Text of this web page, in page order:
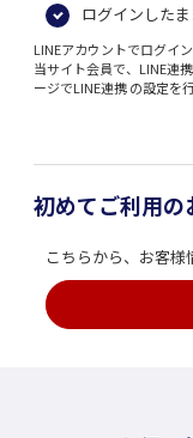
ログインした
LINEアカウントでログイ
当サイト会員で、LINE連
ージでLINE連携 の設定を
初めてご利用の
こちらから、お客様